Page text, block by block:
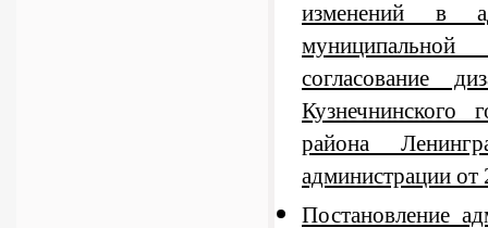
изменений в
согласование
Кузнечнинского
района
администрации
Постановление